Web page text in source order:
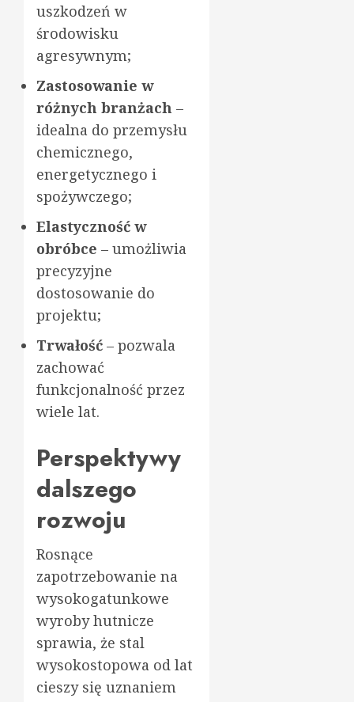
uszkodzeń w
środowisku
agresywnym;
Zastosowanie w
różnych branżach –
idealna do przemysłu
chemicznego,
energetycznego i
spożywczego;
Elastyczność w
obróbce – umożliwia
precyzyjne
dostosowanie do
projektu;
Trwałość – pozwala
zachować
funkcjonalność przez
wiele lat.
Perspektywy
dalszego
rozwoju
Rosnące
zapotrzebowanie na
wysokogatunkowe
wyroby hutnicze
sprawia, że stal
wysokostopowa od lat
cieszy się uznaniem